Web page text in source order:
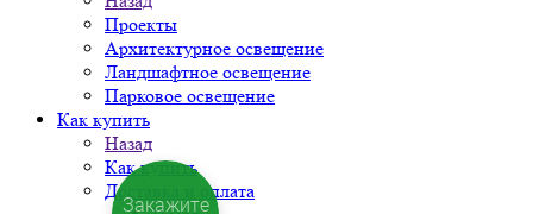
Проекты
Архитектурное освещение
Ландшафтное освещение
Парковое освещение
Как купить
Назад
Как купить
Доставка и оплата
Закажите